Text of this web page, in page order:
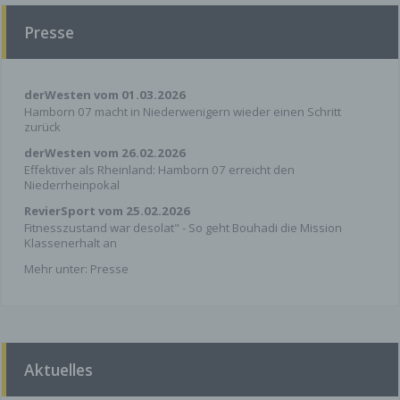
Presse
derWesten vom 01.03.2026
Hamborn 07 macht in Niederwenigern wieder einen Schritt
zurück
derWesten vom 26.02.2026
Effektiver als Rheinland: Hamborn 07 erreicht den
Niederrheinpokal
RevierSport vom 25.02.2026
Fitnesszustand war desolat" - So geht Bouhadi die Mission
Klassenerhalt an
Mehr unter: Presse
Aktuelles
Zwingende gesetzliche Bestimmungen –
Social Media Dienste
Sämtliche Social Media Dienste auf dieser
Website, namentlich Facebook, Twitter und
YouTube erfassen beim Besuch unserer Website
keine personenbezogenen Daten. Dies ist erst
möglich, wenn Sie aktiv das Symbol des
jeweiligen Diensteanbieters anklicken. Durch
Anklicken verlassen Sie allerdings unsere Seite
Anbieter. Verantwortlich für die Einhaltung der